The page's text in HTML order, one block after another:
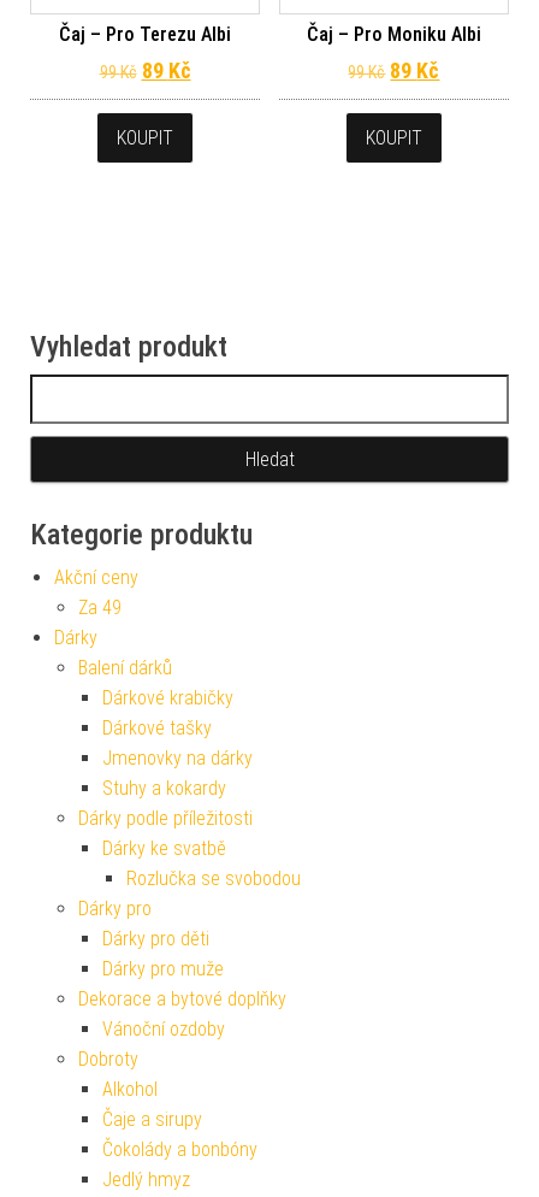
Čaj – Pro Terezu Albi
99Kč Původní cena byla: 99 Kč.
89 KčAktuální cena je: 89 Kč.
KOUPIT
Čaj – Pro Moniku Albi
99Kč Původní cena
89 Kč
KOUPIT
Vyhledat produkt
Kategorie produktu
Akční ceny
Za 49
Dárky
Balení dárků
Dárkové krabičky
Dárkové tašky
Jmenovky na dárky
Stuhy a kokardy
Dárky podle příležitosti
Dárky ke svatbě
Rozlučka se svobodou
Dárky pro
Dárky pro děti
Dárky pro muže
Dekorace a bytové doplňky
Vánoční ozdoby
Dobroty
Alkohol
Čaje a sirupy
Čokolády a bonbóny
Jedlý hmyz